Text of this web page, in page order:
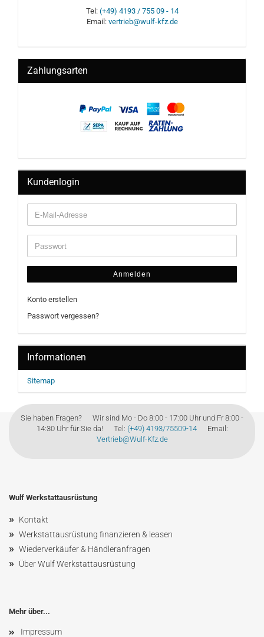
Tel: (+49) 4193 / 755 09 - 14
Email: vertrieb@wulf-kfz.de
Zahlungsarten
Kundenlogin
Anmelden
Konto erstellen
Passwort vergessen?
Informationen
Sitemap
Sie haben Fragen? Wir sind Mo - Do 8:00 - 17:00 Uhr und Fr 8:00 -
14:30 Uhr für Sie da! Tel: (+49) 4193/75509-14Email:
Vertrieb@Wulf-Kfz.de
Wulf Werkstattausrüstung
» Kontakt
» Werkstattausrüstung finanzieren & leasen
» Wiederverkäufer & Händleranfragen
» Über Wulf Werkstattausrüstung
Mehr über...
Impressum